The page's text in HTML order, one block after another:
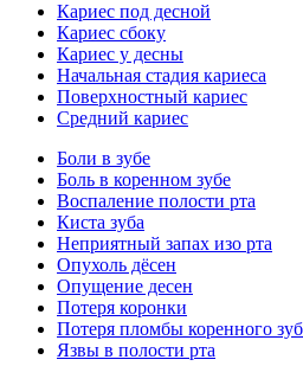
Кариес под десной
Кариес сбоку
Кариес у десны
Начальная стадия кариеса
Поверхностный кариес
Средний кариес
Боли в зубе
Боль в коренном зубе
Воспаление полости рта
Киста зуба
Неприятный запах изо рта
Опухоль дёсен
Опущение десен
Потеря коронки
Потеря пломбы коренного
Язвы в полости рта